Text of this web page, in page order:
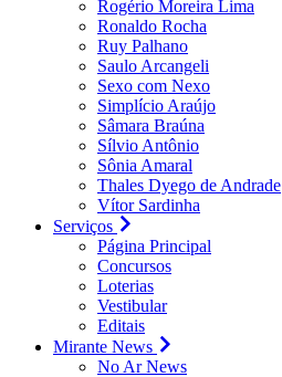
Rogério Moreira Lima
Ronaldo Rocha
Ruy Palhano
Saulo Arcangeli
Sexo com Nexo
Simplício Araújo
Sâmara Braúna
Sílvio Antônio
Sônia Amaral
Thales Dyego de Andrade
Vítor Sardinha
Serviços
Página Principal
Concursos
Loterias
Vestibular
Editais
Mirante News
No Ar News